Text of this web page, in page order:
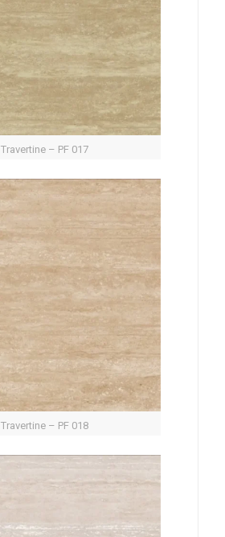
Travertine – PF 017
Travertine – PF 018